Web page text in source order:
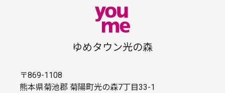
ゆめタウン光の森
〒869-1108
熊本県菊池郡 菊陽町光の森7丁目33-1